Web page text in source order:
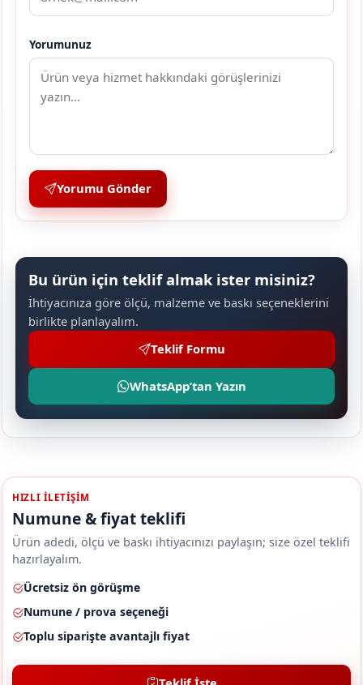
Yorumunuz
Yorumu Gönder
Bu ürün için teklif almak ister misiniz?
İhtiyacınıza göre ölçü, malzeme ve baskı seçeneklerini
birlikte planlayalım.
Teklif Formu
WhatsApp’tan Yazın
HIZLI ILETIŞIM
Numune & fiyat teklifi
Ürün adedi, ölçü ve baskı ihtiyacınızı paylaşın; size özel teklifi
hazırlayalım.
Ücretsiz ön görüşme
Numune / prova seçeneği
Toplu siparişte avantajlı fiyat